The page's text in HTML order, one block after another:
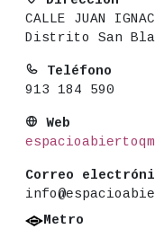
CALLE JUAN
Distrito San
Teléfono
913 184 590
Web
Correo
Metro